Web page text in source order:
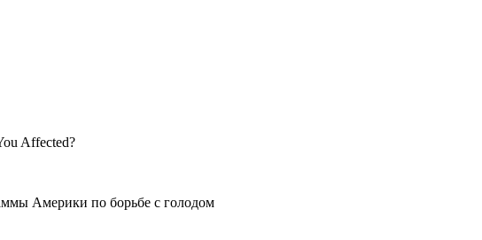
Affected?
Америки по борьбе с голодом